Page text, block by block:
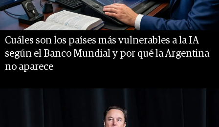
Cuáles son los países más vulnerables a la IA
según el Banco Mundial y por qué la Argentina
no aparece